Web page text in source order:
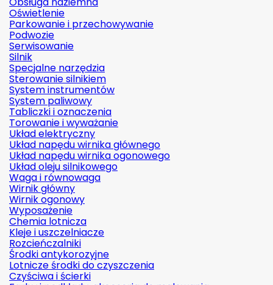
Oświetlenie
Parkowanie i przechowywanie
Podwozie
Serwisowanie
Silnik
Specjalne narzędzia
Sterowanie silnikiem
System instrumentów
System paliwowy
Tabliczki i oznaczenia
Torowanie i wyważanie
Układ elektryczny
Układ napędu wirnika głównego
Układ napędu wirnika ogonowego
Układ oleju silnikowego
Waga i równowaga
Wirnik główny
Wirnik ogonowy
Wyposażenie
Chemia lotnicza
Kleje i uszczelniacze
Rozcieńczalniki
Środki antykorozyjne
Lotnicze środki do czyszczenia
Czyściwa i ścierki